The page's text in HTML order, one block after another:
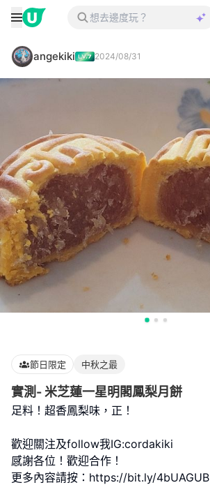
angekiki 2024/08/31
節日限定 中秋之最
實測- 米芝蓮一星明閣鳳梨月餅
足料！超香鳳梨味，正！
歡迎關注及follow我IG:cordakiki
感謝各位！歡迎合作！
更多內容請按：https://bit.ly/4bUAGUB